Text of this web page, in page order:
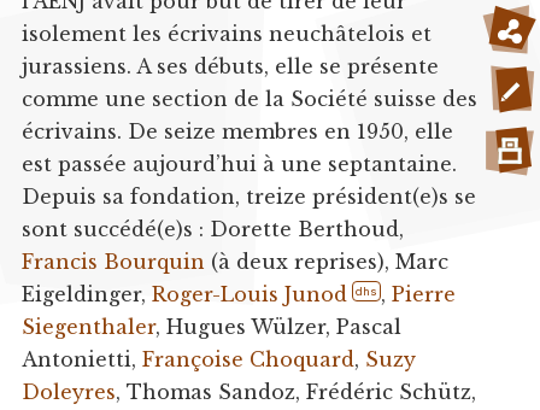
isolement les écrivains neuchâtelois et
jurassiens. A ses débuts, elle se présente
comme une section de la Société suisse des
écrivains. De seize membres en 1950, elle
est passée aujourd’hui à une septantaine.
Depuis sa fondation, treize président(e)s se
sont succédé(e)s : Dorette Berthoud,
Francis Bourquin (à deux reprises), Marc
Eigeldinger, Roger-Louis Junod dhs , Pierre
Siegenthaler, Hugues Wülzer, Pascal
Antonietti, Françoise Choquard, Suzy
Doleyres, Thomas Sandoz, Frédéric Schütz,